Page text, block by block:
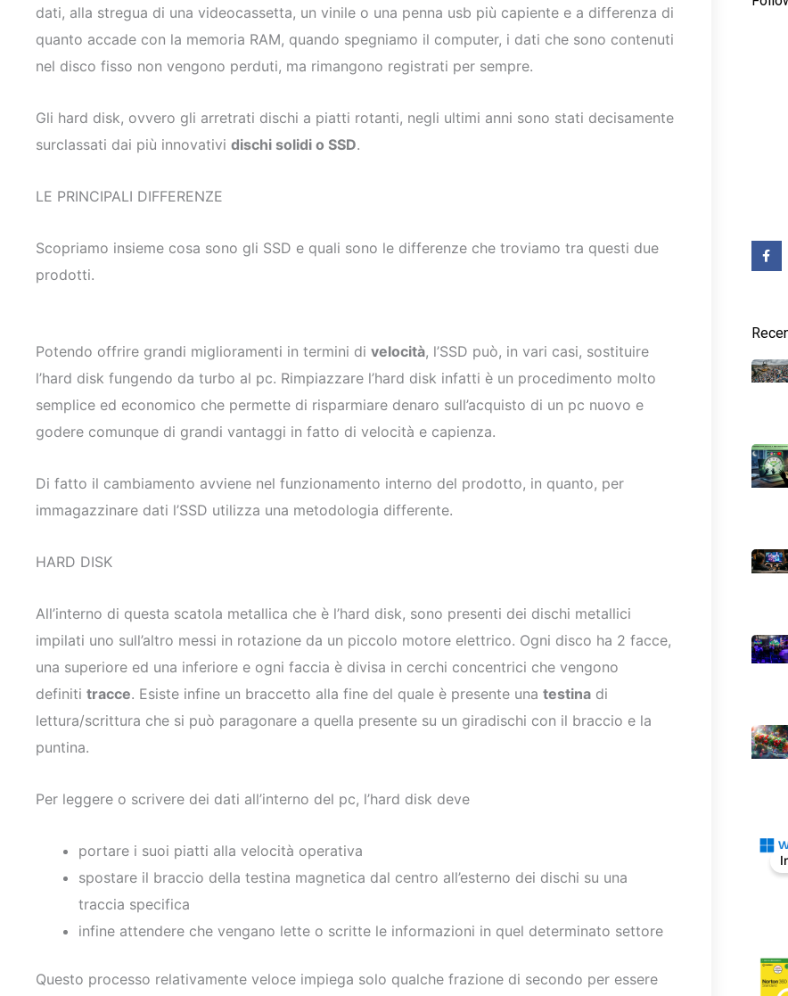
dati, alla stregua di una videocassetta, un vinile o una penna usb più capiente e a differenza di
quanto accade con la memoria RAM, quando spegniamo il computer, i dati che sono contenuti
nel disco fisso non vengono perduti, ma rimangono registrati per sempre.
Gli hard disk, ovvero gli arretrati dischi a piatti rotanti, negli ultimi anni sono stati decisamente
surclassati dai più innovativi dischi solidi o SSD.
LE PRINCIPALI DIFFERENZE
Scopriamo insieme cosa sono gli SSD e quali sono le differenze che troviamo tra questi due
prodotti.
Potendo offrire grandi miglioramenti in termini di velocità, l’SSD può, in vari casi, sostituire
l’hard disk fungendo da turbo al pc. Rimpiazzare l’hard disk infatti è un procedimento molto
semplice ed economico che permette di risparmiare denaro sull’acquisto di un pc nuovo e
godere comunque di grandi vantaggi in fatto di velocità e capienza.
Di fatto il cambiamento avviene nel funzionamento interno del prodotto, in quanto, per
immagazzinare dati l’SSD utilizza una metodologia differente.
HARD DISK
All’interno di questa scatola metallica che è l’hard disk, sono presenti dei dischi metallici
impilati uno sull’altro messi in rotazione da un piccolo motore elettrico. Ogni disco ha 2 facce,
una superiore ed una inferiore e ogni faccia è divisa in cerchi concentrici che vengono
definiti tracce. Esiste infine un braccetto alla fine del quale è presente una testina di
lettura/scrittura che si può paragonare a quella presente su un giradischi con il braccio e la
puntina.
Per leggere o scrivere dei dati all’interno del pc, l’hard disk deve
portare i suoi piatti alla velocità operativa
spostare il braccio della testina magnetica dal centro all’esterno dei dischi su una
traccia specifica
infine attendere che vengano lette o scritte le informazioni in quel determinato settore
Questo processo relativamente veloce impiega solo qualche frazione di secondo per essere
F
a
c
k
f